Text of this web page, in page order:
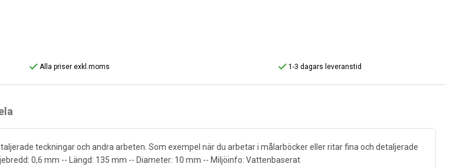
Alla priser exkl.moms 1-3 dagars leveranstid
teckningar och andra arbeten. Som exempel när du arbetar i målarböcker eller ritar fina och detaljerade
0,6 mm -- Längd: 135 mm -- Diameter: 10 mm -- Miljöinfo: Vattenbaserat